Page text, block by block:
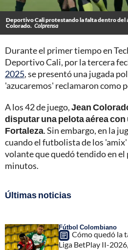
Deportivo Cali protestando la falta dentro del
Colorado. Colprensa
Durante el primer tiempo en
Deportivo Cali, por la tercera
2025, se presentó una jugada
'azucaremos' reclamaron como
A los 42 de juego,Jean
disputar una pelota aérea
Fortaleza. Sin embargo, en la
cuando el futbolista de los 'amix'
volante que quedó tendido en el
minutos.
Últimas noticias
Fútbol Colombiano
Cómo quedó la
Liga BetPlay II-